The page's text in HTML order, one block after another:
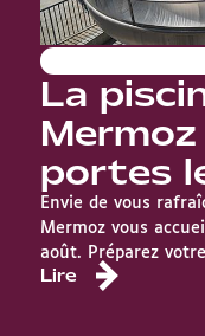
La
portes
Envie de vous
Mermoz vous
août. Préparez
Lire